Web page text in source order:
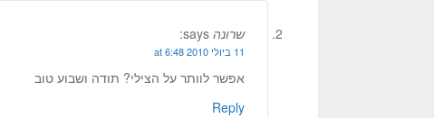
שרונה says:
11 ביולי 2010 at 6:48
אפשר לוותר על הצילי? תודה ושבוע טוב
Reply